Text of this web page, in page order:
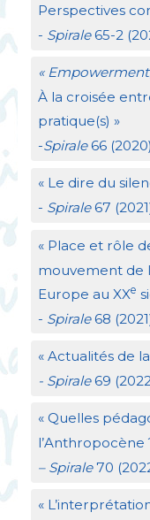
Perspectives
- Spirale65-2
« Empowerment
À la croisée
pratique(s) »
-Spirale66 (2020)
« Le dire du
- Spirale67
« Place et rôle
mouvement de
Europe au XXe
- Spirale68
« Actualités de
- Spirale69
« Quelles
l’Anthropocène
– Spirale70
«